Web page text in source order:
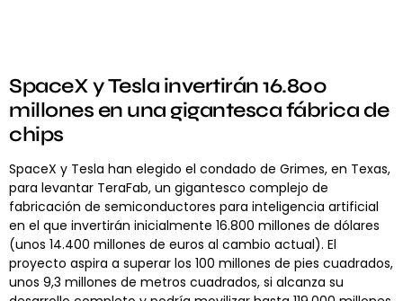
SpaceX y Tesla invertirán 16.800
millones en una gigantesca fábrica de
chips
SpaceX y Tesla han elegido el condado de Grimes, en Texas,
para levantar TeraFab, un gigantesco complejo de
fabricación de semiconductores para inteligencia artificial
en el que invertirán inicialmente 16.800 millones de dólares
(unos 14.400 millones de euros al cambio actual). El
proyecto aspira a superar los 100 millones de pies cuadrados,
unos 9,3 millones de metros cuadrados, si alcanza su